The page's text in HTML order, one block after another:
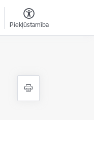
Piekļūstamība